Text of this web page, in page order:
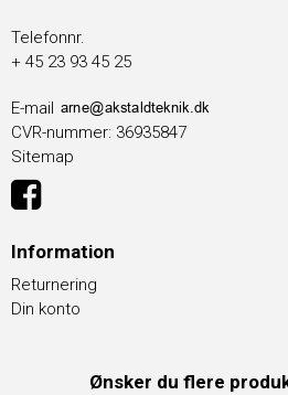
Telefonnr.
+ 45 23 93 45 25
E-mail
CVR-nummer: 36935847
Sitemap
Information
Returnering
Din konto
Ønsker du flere